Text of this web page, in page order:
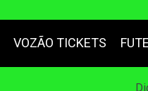
VOZÃO TICKETS